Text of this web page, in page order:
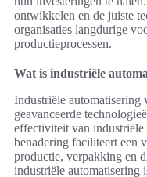
ontwikkelen en de juiste
organisaties langdurige
productieprocessen.
Wat is industriële
Industriële automatisering
geavanceerde
effectiviteit van industriële
benadering faciliteert een
productie, verpakking en
industriële automatisering